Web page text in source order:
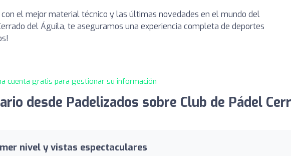
con el mejor material técnico y las últimas novedades en el mundo del
del Águila, te aseguramos una experiencia completa de deportes
cuenta gratis para gestionar su información
desde Padelizados sobre Club de Pádel
nivel y vistas espectaculares